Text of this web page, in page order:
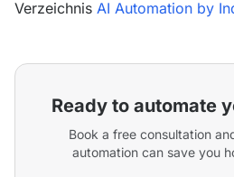
Verzeichnis AI Automation by
Ready to automate
Book a free consultation
automation can save you